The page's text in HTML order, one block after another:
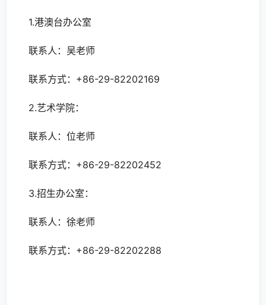
1.港澳台办公室
联系人：吴老师
联系方式：+86-29-82202169
2.艺术学院：
联系人：位老师
联系方式：+86-29-82202452
3.招生办公室：
联系人：徐老师
联系方式：+86-29-82202288